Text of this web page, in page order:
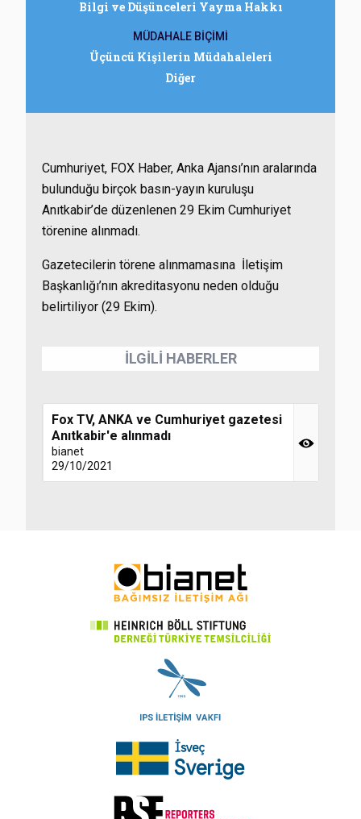
Bilgi ve Düşünceleri Yayma Hakkı
MÜDAHALE BİÇİMİ
Üçüncü Kişilerin Müdahaleleri
Diğer
Cumhuriyet, FOX Haber, Anka Ajansı’nın aralarında
bulunduğu birçok basın-yayın kuruluşu
Anıtkabir’de düzenlenen 29 Ekim Cumhuriyet
törenine alınmadı.
Gazetecilerin törene alınmamasına İletişim
Başkanlığı’nın akreditasyonu neden olduğu
belirtiliyor (29 Ekim).
İLGİLİ HABERLER
Fox TV, ANKA ve Cumhuriyet gazetesi
Anıtkabir'e alınmadı
bianet
29/10/2021